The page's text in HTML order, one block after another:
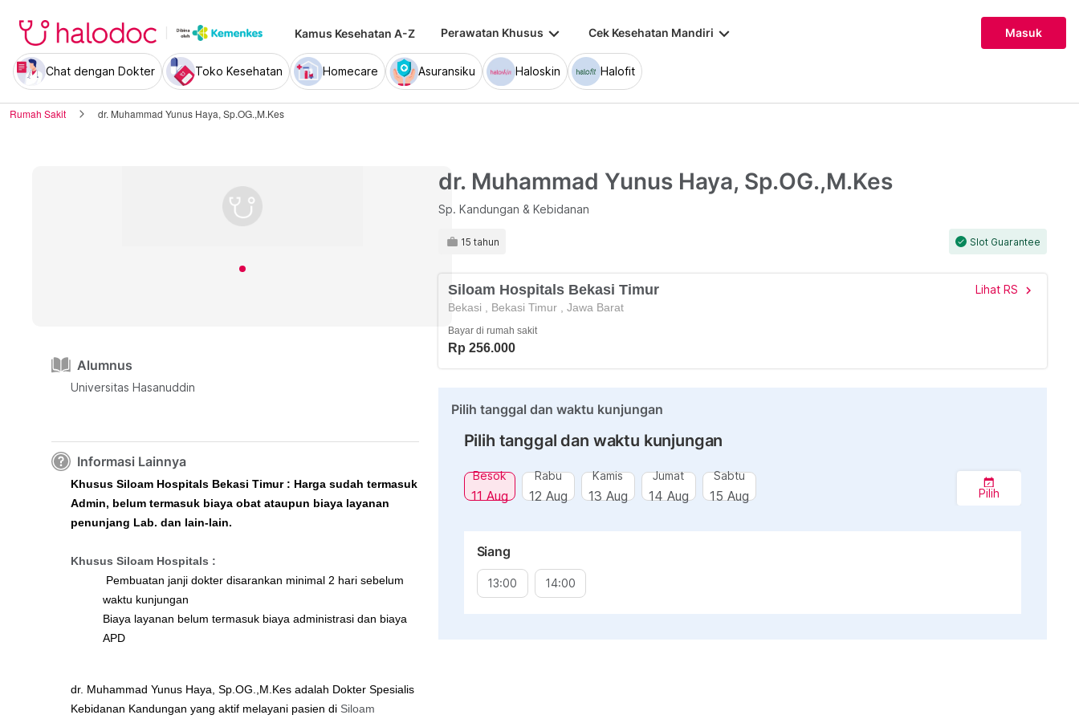
Kamus Kesehatan A-Z Perawatan Khusus keyboard_arrow_down Cek Kesehatan Mandiri keyboard_arrow_down Masuk
Chat dengan Dokter Toko Kesehatan Homecare Asuransiku Haloskin Halofit
Rumah Sakit dr. Muhammad Yunus Haya, Sp.OG.,M.Kes
Alumnus
Universitas Hasanuddin
Informasi Lainnya
Khusus Siloam Hospitals Bekasi Timur : Harga sudah termasuk
Admin, belum termasuk biaya obat ataupun biaya layanan
penunjang Lab. dan lain-lain.
Khusus Siloam Hospitals :
Pembuatan janji dokter disarankan minimal 2 hari sebelum
waktu kunjungan
Biaya layanan belum termasuk biaya administrasi dan biaya
APD
dr. Muhammad Yunus Haya, Sp.OG.,M.Kes adalah Dokter Spesialis
Kebidanan Kandungan yang aktif melayani pasien di Siloam
dr. Muhammad Yunus Haya, Sp.OG.,M.Kes
Sp. Kandungan & Kebidanan
15 tahun check Slot Guarantee
Siloam Hospitals Bekasi Timur Lihat RS chevron_right
Bekasi Bekasi Timur Jawa Barat
Bayar di rumah sakit
Rp 256.000
Pilih tanggal dan waktu kunjungan
Pilih tanggal dan waktu kunjungan
Besok
11 Aug
Rabu
12 Aug
Kamis
13 Aug
Jumat
14 Aug
Sabtu
15 Aug Pilih
Siang
13:00 14:00